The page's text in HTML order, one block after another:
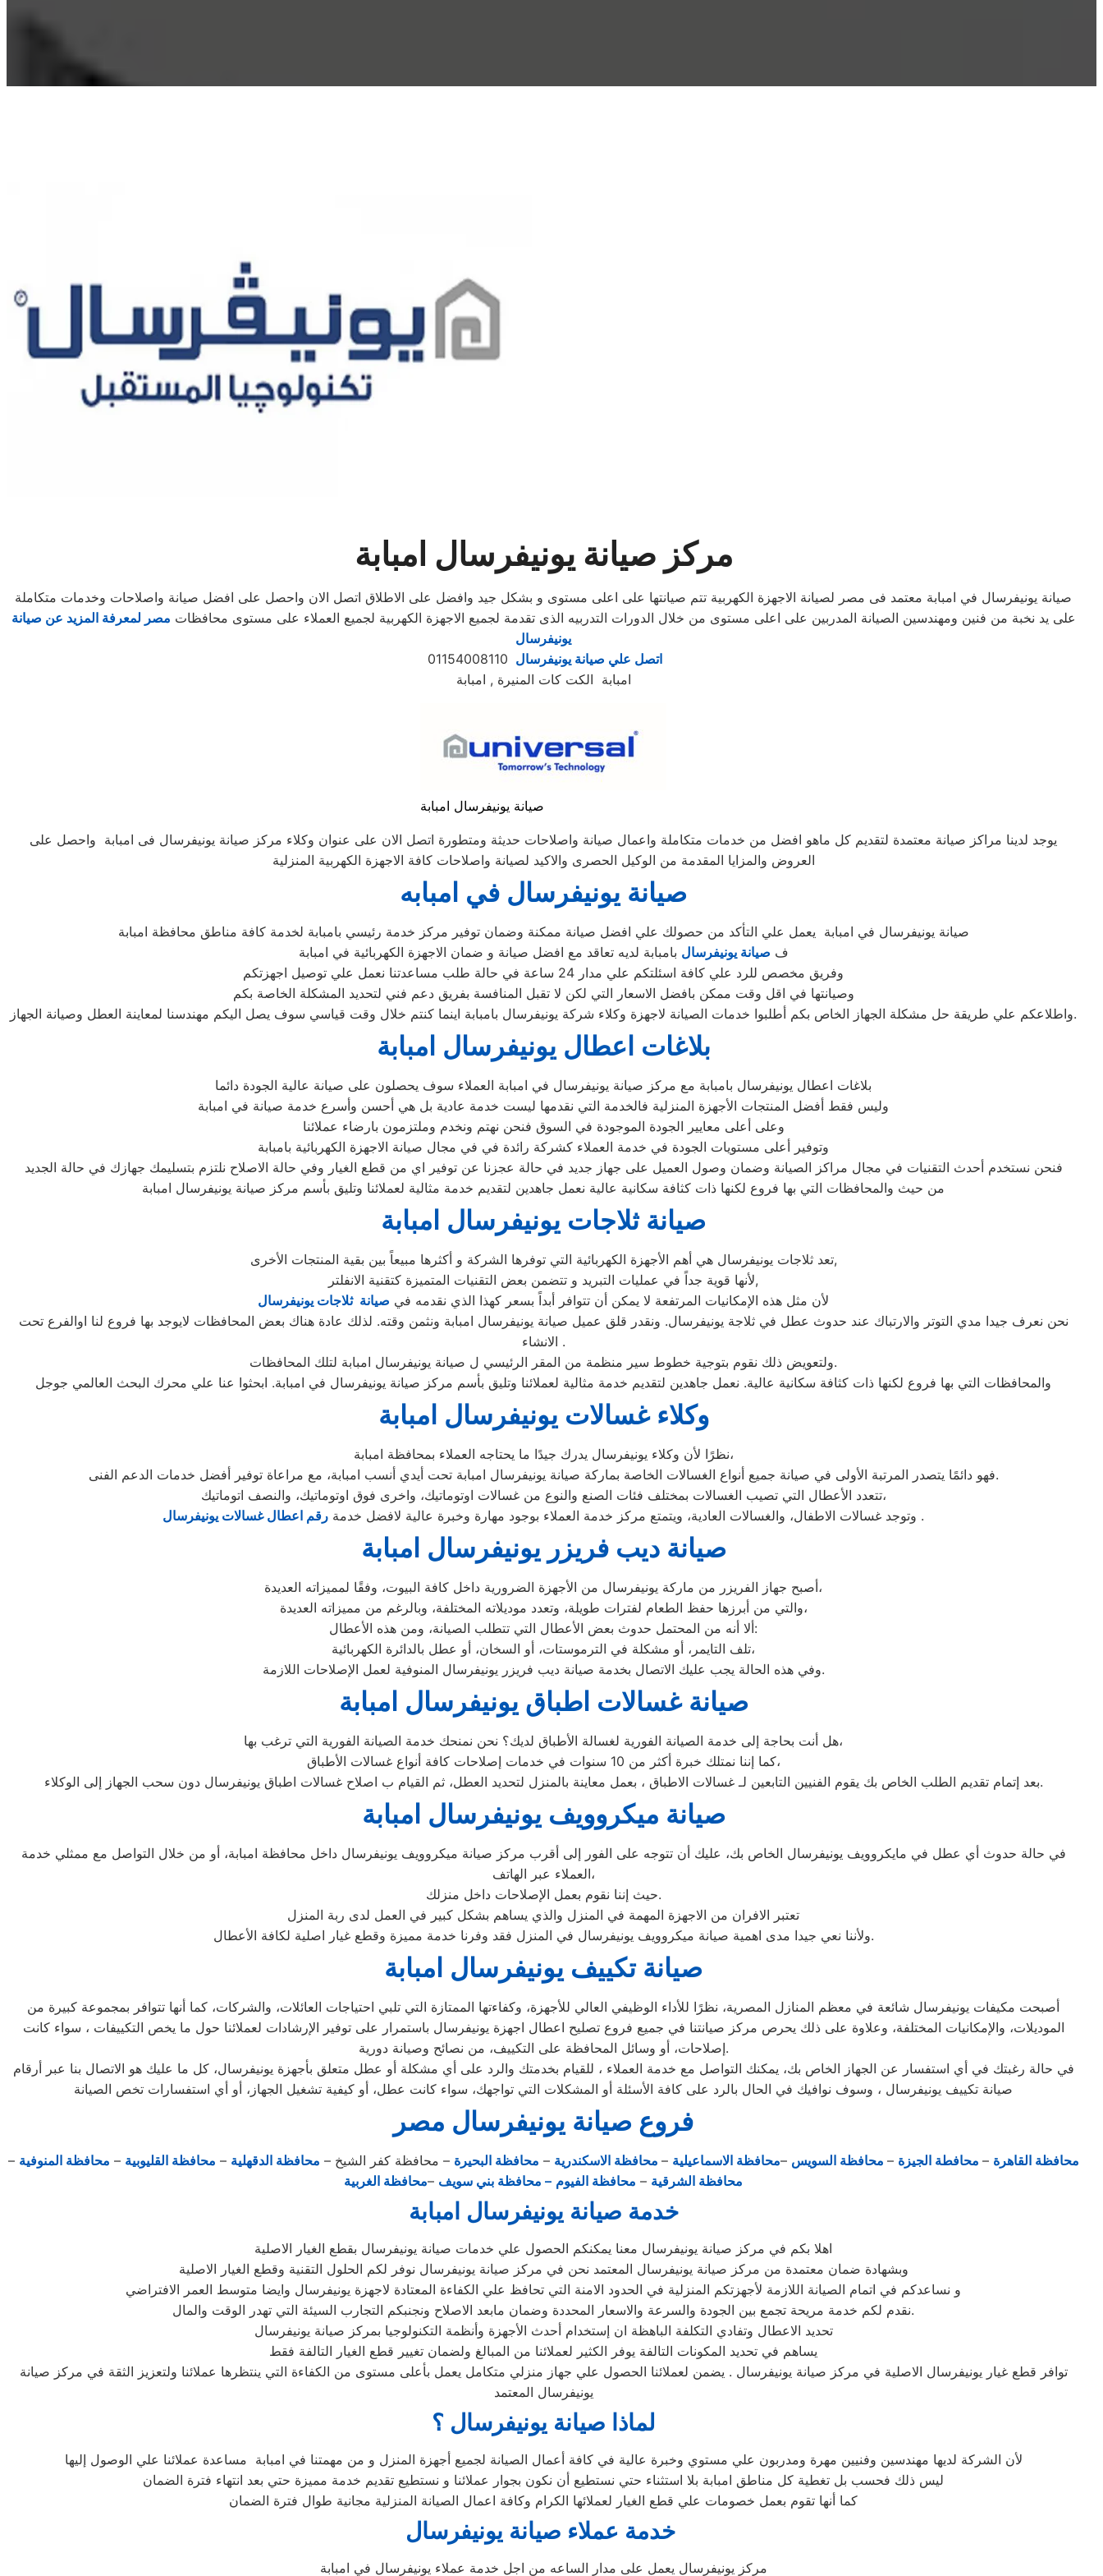
مركز صيانة يونيفرسال امبابة
صيانة يونيفرسال في امبابة معتمد فى مصر لصيانة الاجهزة الكهربية تتم صيانتها على اعلى مستوى و بشكل جيد وافضل على الاطلاق اتصل الان واحصل على افضل صيانة واصلاحات وخدمات متكاملة
على يد نخبة من فنين ومهندسين الصيانة المدربين على اعلى مستوى من خلال الدورات التدربيه الذى تقدمة لجميع الاجهزة الكهربية لجميع العملاء على مستوى محافظات مصر لمعرفة المزيد عن صيانة
يونيفرسال
اتصل علي صيانة يونيفرسال
امبابة الكت كات المنيرة , امبابة
صيانة يونيفرسال امبابة
يوجد لدينا مراكز صيانة معتمدة لتقديم كل ماهو افضل من خدمات متكاملة واعمال صيانة واصلاحات حديثة ومتطورة اتصل الان على عنوان وكلاء مركز صيانة يونيفرسال فى امبابة واحصل على
العروض والمزايا المقدمة من الوكيل الحصرى والاكيد لصيانة واصلاحات كافة الاجهزة الكهربية المنزلية
صيانة يونيفرسال في امبابه
صيانة يونيفرسال في امبابة يعمل علي التأكد من حصولك علي افضل صيانة ممكنة وضمان توفير مركز خدمة رئيسي بامبابة لخدمة كافة مناطق محافظة امبابة
ف صيانة يونيفرسال بامبابة لديه تعاقد مع افضل صيانة و ضمان الاجهزة الكهربائية في امبابة
وفريق مخصص للرد علي كافة اسئلتكم علي مدار 24 ساعة في حالة طلب مساعدتنا نعمل علي توصيل اجهزتكم
وصيانتها في اقل وقت ممكن بافضل الاسعار التي لكن لا تقبل المنافسة بفريق دعم فني لتحديد المشكلة الخاصة بكم
واطلاعكم علي طريقة حل مشكلة الجهاز الخاص بكم أطلبوا خدمات الصيانة لاجهزة وكلاء شركة يونيفرسال بامبابة اينما كنتم خلال وقت قياسي سوف يصل اليكم مهندسنا لمعاينة العطل وصيانة الجهاز.
بلاغات اعطال يونيفرسال امبابة
بلاغات اعطال يونيفرسال بامبابة مع مركز صيانة يونيفرسال في امبابة العملاء سوف يحصلون على صيانة عالية الجودة دائما
وليس فقط أفضل المنتجات الأجهزة المنزلية فالخدمة التي نقدمها ليست خدمة عادية بل هي أحسن وأسرع خدمة صيانة في امبابة
وعلى أعلى معايير الجودة الموجودة في السوق فنحن نهتم ونخدم وملتزمون بارضاء عملائنا
وتوفير أعلى مستويات الجودة في خدمة العملاء كشركة رائدة في في مجال صيانة الاجهزة الكهربائية بامبابة
فنحن نستخدم أحدث التقنيات في مجال مراكز الصيانة وضمان وصول العميل على جهاز جديد في حالة عجزنا عن توفير اي من قطع الغيار وفي حالة الاصلاح نلتزم بتسليمك جهازك في حالة الجديد
من حيث والمحافظات التي بها فروع لكنها ذات كثافة سكانية عالية نعمل جاهدين لتقديم خدمة مثالية لعملائنا وتليق بأسم مركز صيانة يونيفرسال امبابة
صيانة ثلاجات يونيفرسال امبابة
تعد ثلاجات يونيفرسال هي أهم الأجهزة الكهربائية التي توفرها الشركة و أكثرها مبيعاً بين بقية المنتجات الأخرى,
لأنها قوية جداً في عمليات التبريد و تتضمن بعض التقنيات المتميزة كتقنية الانفلتر,
لأن مثل هذه الإمكانيات المرتفعة لا يمكن أن تتوافر أبداً بسعر كهذا الذي نقدمه في صيانة ثلاجات يونيفرسال
نحن نعرف جيدا مدي التوتر والارتباك عند حدوث عطل في ثلاجة يونيفرسال. ونقدر قلق عميل صيانة يونيفرسال امبابة ونثمن وقته. لذلك عادة هناك بعض المحافظات لايوجد بها فروع لنا اوالفرع تحت
الانشاء .
ولتعويض ذلك نقوم بتوجية خطوط سير منظمة من المقر الرئيسي ل صيانة يونيفرسال امبابة لتلك المحافظات.
والمحافظات التي بها فروع لكنها ذات كثافة سكانية عالية. نعمل جاهدين لتقديم خدمة مثالية لعملائنا وتليق بأسم مركز صيانة يونيفرسال في امبابة. ابحثوا عنا علي محرك البحث العالمي جوجل
وكلاء غسالات يونيفرسال امبابة
نظرًا لأن وكلاء يونيفرسال يدرك جيدًا ما يحتاجه العملاء بمحافظة امبابة،
فهو دائمًا يتصدر المرتبة الأولى في صيانة جميع أنواع الغسالات الخاصة بماركة صيانة يونيفرسال امبابة تحت أيدي أنسب امبابة، مع مراعاة توفير أفضل خدمات الدعم الفنى.
تتعدد الأعطال التي تصيب الغسالات بمختلف فئات الصنع والنوع من غسالات اوتوماتيك، واخرى فوق اوتوماتيك، والنصف اتوماتيك،
وتوجد غسالات الاطفال، والغسالات العادية، ويتمتع مركز خدمة العملاء بوجود مهارة وخبرة عالية لافضل خدمة رقم اعطال غسالات يونيفرسال .
صيانة ديب فريزر يونيفرسال امبابة
أصبح جهاز الفريزر من ماركة يونيفرسال من الأجهزة الضرورية داخل كافة البيوت، وفقًا لمميزاته العديدة،
والتي من أبرزها حفظ الطعام لفترات طويلة، وتعدد موديلاته المختلفة، وبالرغم من مميزاته العديدة،
ألا أنه من المحتمل حدوث بعض الأعطال التي تتطلب الصيانة، ومن هذه الأعطال:
تلف التايمر، أو مشكلة في الترموستات، أو السخان، أو عطل بالدائرة الكهربائية،
وفي هذه الحالة يجب عليك الاتصال بخدمة صيانة ديب فريزر يونيفرسال المنوفية لعمل الإصلاحات اللازمة.
صيانة غسالات اطباق يونيفرسال امبابة
هل أنت بحاجة إلى خدمة الصيانة الفورية لغسالة الأطباق لديك؟ نحن نمنحك خدمة الصيانة الفورية التي ترغب بها،
كما إننا نمتلك خبرة أكثر من 10 سنوات في خدمات إصلاحات كافة أنواع غسالات الأطباق،
بعد إتمام تقديم الطلب الخاص بك يقوم الفنيين التابعين لـ غسالات الاطباق ، بعمل معاينة بالمنزل لتحديد العطل، ثم القيام ب اصلاح غسالات اطباق يونيفرسال دون سحب الجهاز إلى الوكلاء.
صيانة ميكروويف يونيفرسال امبابة
في حالة حدوث أي عطل في مايكروويف يونيفرسال الخاص بك، عليك أن تتوجه على الفور إلى أقرب مركز صيانة ميكروويف يونيفرسال داخل محافظة امبابة، أو من خلال التواصل مع ممثلي خدمة
العملاء عبر الهاتف،
حيث إننا نقوم بعمل الإصلاحات داخل منزلك.
تعتبر الافران من الاجهزة المهمة في المنزل والذي يساهم بشكل كبير في العمل لدى ربة المنزل
ولأننا نعي جيدا مدى اهمية صيانة ميكروويف يونيفرسال في المنزل فقد وفرنا خدمة مميزة وقطع غيار اصلية لكافة الأعطال.
صيانة تكييف يونيفرسال امبابة
أصبحت مكيفات يونيفرسال شائعة في معظم المنازل المصرية، نظرًا للأداء الوظيفي العالي للأجهزة، وكفاءتها الممتازة التي تلبي احتياجات العائلات، والشركات، كما أنها تتوافر بمجموعة كبيرة من
الموديلات، والإمكانيات المختلفة، وعلاوة على ذلك يحرص مركز صيانتنا في جميع فروع تصليح اعطال اجهزة يونيفرسال باستمرار على توفير الإرشادات لعملائنا حول ما يخص التكييفات ، سواء كانت
إصلاحات، أو وسائل المحافظة على التكييف، من نصائح وصيانة دورية.
في حالة رغبتك في أي استفسار عن الجهاز الخاص بك، يمكنك التواصل مع خدمة العملاء ، للقيام بخدمتك والرد على أي مشكلة أو عطل متعلق بأجهزة يونيفرسال، كل ما عليك هو الاتصال بنا عبر أرقام
صيانة تكييف يونيفرسال ، وسوف نوافيك في الحال بالرد على كافة الأسئلة أو المشكلات التي تواجهك، سواء كانت عطل، أو كيفية تشغيل الجهاز، أو أي استفسارات تخص الصيانة
فروع صيانة يونيفرسال مصر
محافظة القاهرة – محافطة الجيزة – محافظة السويس –محافظة الاسماعيلية – محافظة الاسكندرية – محافظة البحيرة – محافظة كفر الشيخ – محافظة الدقهلية – محافظة القليوبية – محافظة المنوفية –
محافظة الشرقية – محافظة الفيوم – محافظة بني سويف –محافظة الغربية
خدمة صيانة يونيفرسال امبابة
اهلا بكم في مركز صيانة يونيفرسال معنا يمكنكم الحصول علي خدمات صيانة يونيفرسال بقطع الغيار الاصلية
وبشهادة ضمان معتمدة من مركز صيانة يونيفرسال المعتمد نحن في مركز صيانة يونيفرسال نوفر لكم الحلول التقنية وقطع الغيار الاصلية
و نساعدكم في اتمام الصيانة اللازمة لأجهزتكم المنزلية في الحدود الامنة التي تحافظ علي الكفاءة المعتادة لاجهزة يونيفرسال وايضا متوسط العمر الافتراضي
نقدم لكم خدمة مريحة تجمع بين الجودة والسرعة والاسعار المحددة وضمان مابعد الاصلاح ونجنبكم التجارب السيئة التي تهدر الوقت والمال.
تحديد الاعطال وتفادي التكلفة الباهظة ان إستخدام أحدث الأجهزة وأنظمة التكنولوجيا بمركز صيانة يونيفرسال
يساهم في تحديد المكونات التالفة يوفر الكثير لعملائنا من المبالغ ولضمان تغيير قطع الغيار التالفة فقط
توافر قطع غيار يونيفرسال الاصلية في مركز صيانة يونيفرسال . يضمن لعملائنا الحصول علي جهاز منزلي متكامل يعمل بأعلى مستوى من الكفاءة التي ينتظرها عملائنا ولتعزيز الثقة في مركز صيانة
يونيفرسال المعتمد
لماذا صيانة يونيفرسال ؟
لأن الشركة لديها مهندسين وفنيين مهرة ومدربون علي مستوي وخبرة عالية في كافة أعمال الصيانة لجميع أجهزة المنزل و من مهمتنا في امبابة مساعدة عملائنا علي الوصول إليها
ليس ذلك فحسب بل تغطية كل مناطق امبابة بلا استثناء حتي نستطيع أن نكون بجوار عملائنا و نستطيع تقديم خدمة مميزة حتي بعد انتهاء فترة الضمان
كما أنها تقوم بعمل خصومات علي قطع الغيار لعملائها الكرام وكافة اعمال الصيانة المنزلية مجانية طوال فترة الضمان
مركز يونيفرسال يعمل على مدار الساعه من اجل خدمة عملاء يونيفرسال في امبابة